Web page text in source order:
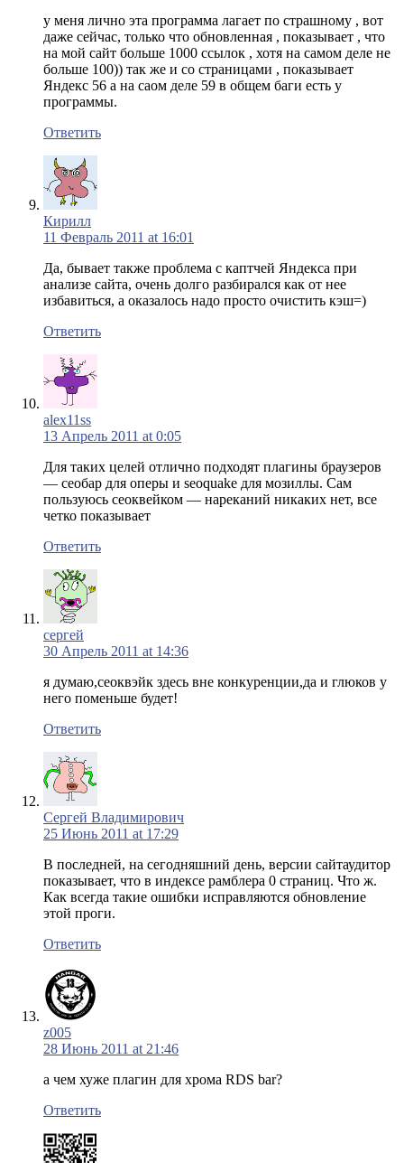
у меня лично эта программа лагает по страшному , вот
даже сейчас, только что обновленная , показывает , что
на мой сайт больше 1000 ссылок , хотя на самом деле не
больше 100)) так же и со страницами , показывает
Яндекс 56 а на саом деле 59 в общем баги есть у
программы.
Ответить
Кирилл
11 Февраль 2011 at 16:01
Да, бывает также проблема с каптчей Яндекса при
анализе сайта, очень долго разбирался как от нее
избавиться, а оказалось надо просто очистить кэш=)
Ответить
alex11ss
13 Апрель 2011 at 0:05
Для таких целей отлично подходят плагины браузеров
— сеобар для оперы и seoquake для мозиллы. Сам
пользуюсь сеоквейком — нареканий никаких нет, все
четко показывает
Ответить
сергей
30 Апрель 2011 at 14:36
я думаю,сеоквэйк здесь вне конкуренции,да и глюков у
него поменьше будет!
Ответить
Сергей Владимирович
25 Июнь 2011 at 17:29
В последней, на сегодняшний день, версии сайтаудитор
показывает, что в индексе рамблера 0 страниц. Что ж.
Как всегда такие ошибки исправляются обновление
этой проги.
Ответить
z005
28 Июнь 2011 at 21:46
а чем хуже плагин для хрома RDS bar?
Ответить